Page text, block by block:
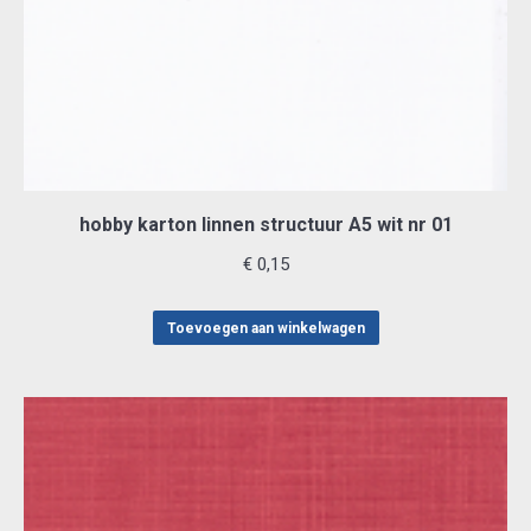
hobby karton linnen structuur A5 wit nr 01
€0,15
Toevoegen aan winkelwagen